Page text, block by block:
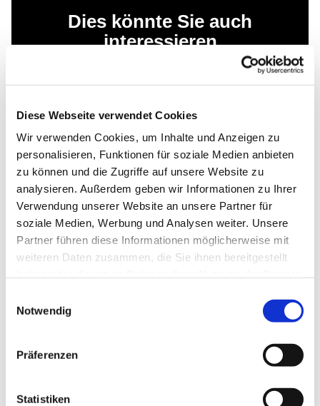
Diese Webseite verwendet Cookies
Wir verwenden Cookies, um Inhalte und Anzeigen zu
personalisieren, Funktionen für soziale Medien anbieten
zu können und die Zugriffe auf unsere Website zu
analysieren. Außerdem geben wir Informationen zu Ihrer
Verwendung unserer Website an unsere Partner für
soziale Medien, Werbung und Analysen weiter. Unsere
Partner führen diese Informationen möglicherweise mit
weiteren Daten zusammen, die Sie ihnen bereitgestellt
Notwendig
Präferenzen
Statistiken
Dies könnte Sie auch
interessieren